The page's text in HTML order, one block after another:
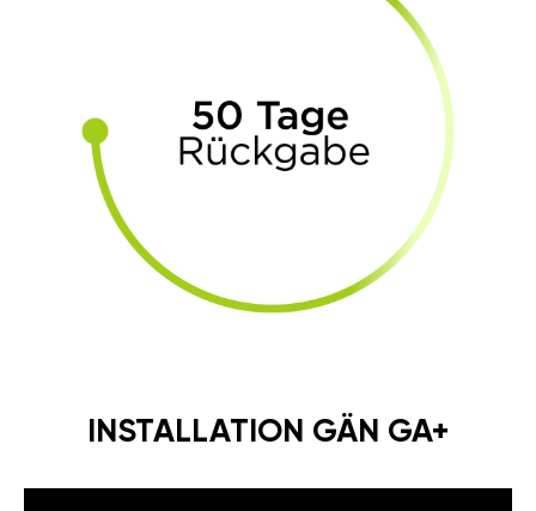
INSTALLATION GÄN GA+